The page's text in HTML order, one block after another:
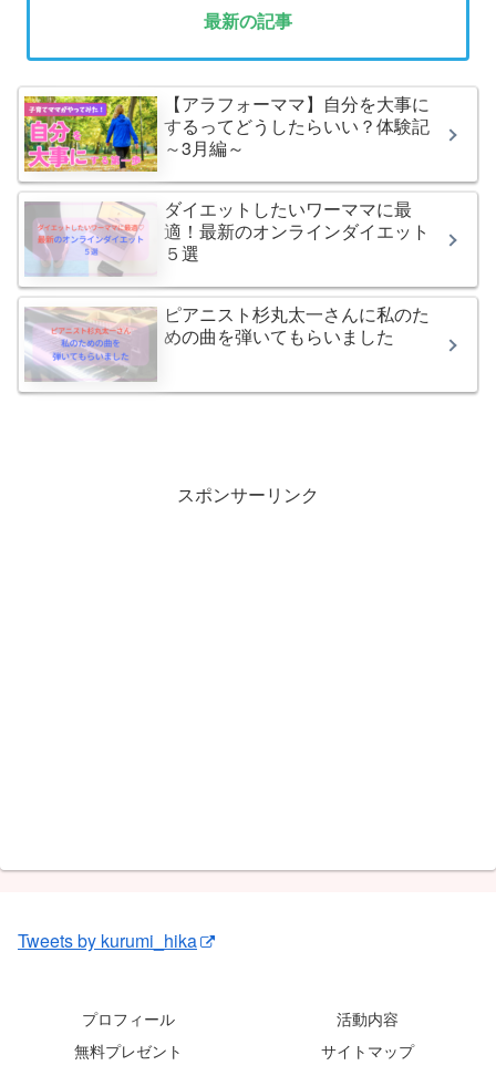
最新の記事
【アラフォーママ】自分を大事に
するってどうしたらいい？体験記
～3月編～
ダイエットしたいワーママに最
適！最新のオンラインダイエット
５選
ピアニスト杉丸太一さんに私のた
めの曲を弾いてもらいました
スポンサーリンク
Tweets by kurumi_hika
プロフィール
活動内容
無料プレゼント
サイトマップ